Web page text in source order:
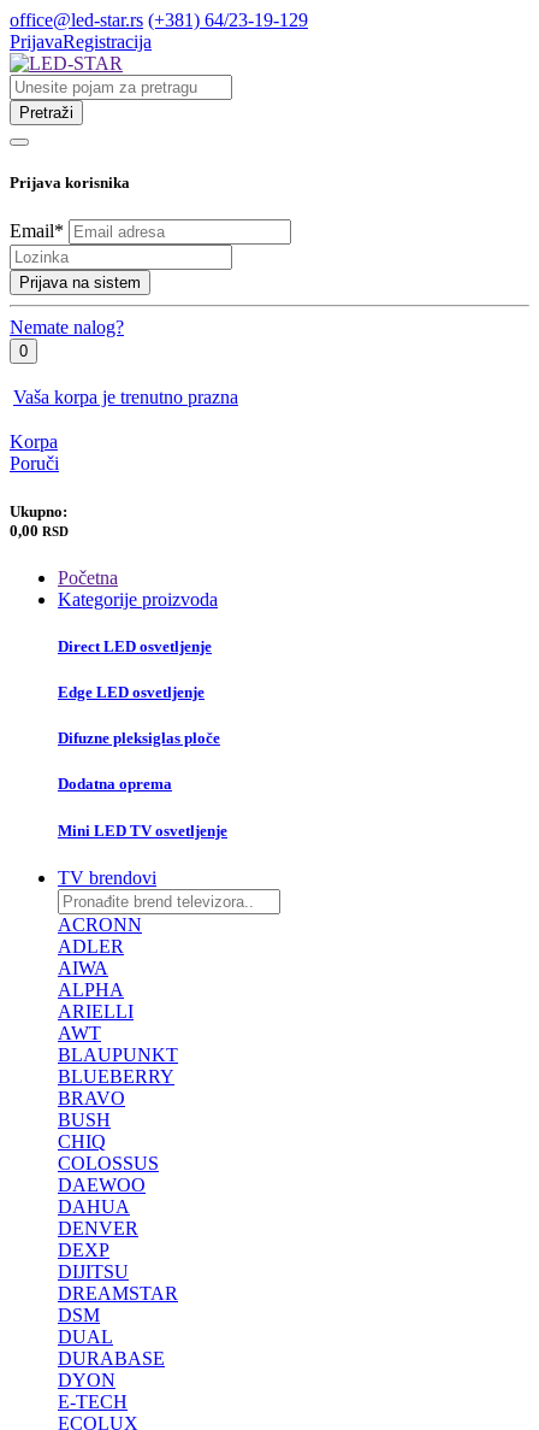
office@led-star.rs (+381) 64/23-19-129
PrijavaRegistracija
Pretraži
Prijava korisnika
Email*
Prijava na sistem
Nemate nalog?
0
Vaša korpa je trenutno prazna
Korpa
Poruči
Ukupno:
0,00 RSD
Početna
Kategorije proizvoda
Direct LED osvetljenje
Edge LED osvetljenje
Difuzne pleksiglas ploče
Dodatna oprema
Mini LED TV osvetljenje
TV brendovi
ACRONN
ADLER
AIWA
ALPHA
ARIELLI
AWT
BLAUPUNKT
BLUEBERRY
BRAVO
BUSH
CHIQ
COLOSSUS
DAEWOO
DAHUA
DENVER
DEXP
DIJITSU
DREAMSTAR
DSM
DUAL
DURABASE
DYON
E-TECH
ECOLUX